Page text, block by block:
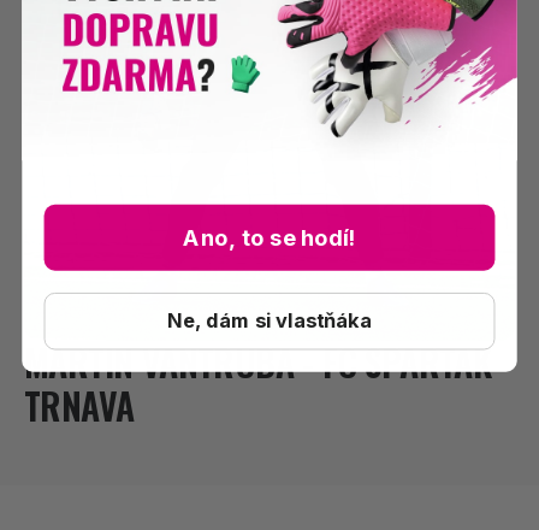
MARTIN VANTRUBA - FC SPARTAK
TRNAVA
Ano, to se hodí!
Ne, dám si vlastňáka